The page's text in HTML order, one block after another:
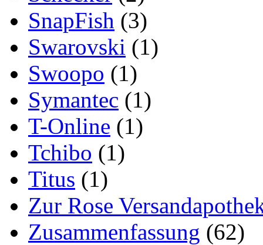
SnapFish (3)
Swarovski (1)
Swoopo (1)
Symantec (1)
T-Online (1)
Tchibo (1)
Titus (1)
Zur Rose
Zusammenfassung (62)